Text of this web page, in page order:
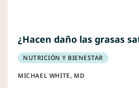
¿Hacen daño las grasas
NUTRICIÓN Y BIENESTAR
MICHAEL WHITE, MD